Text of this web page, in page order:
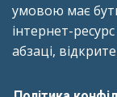
умовою має
інтернет-
абзаці,